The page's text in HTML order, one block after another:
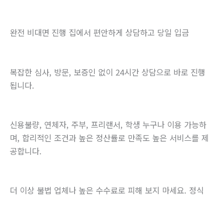
완전 비대면 진행 집에서 편안하게 상담하고 당일 입금
복잡한 심사, 방문, 보증인 없이 24시간 상담으로 바로 진행
됩니다.
신용불량, 연체자, 주부, 프리랜서, 학생 누구나 이용 가능하
며, 합리적인 조건과 높은 정산률로 만족도 높은 서비스를 제
공합니다.
더 이상 불법 업체나 높은 수수료로 피해 보지 마세요. 정식